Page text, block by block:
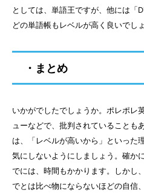
としては、単語王ですが、他には「
どの単語帳もレベルが高く良いでしょ
・まとめ
いかがでしたでしょうか。ポレポレ
ューなどで、批判されていることも
は、「レベルが高いから」といった
気にしないようにしましょう。確か
でには、時間もかかります。しかし
でとは比べ物にならないほどの自信